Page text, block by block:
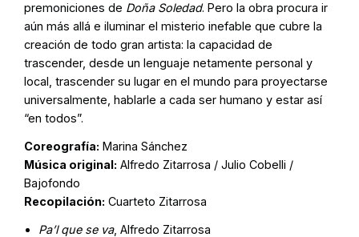
premoniciones de Doña Soledad. Pero la obra procura ir
aún más allá e iluminar el misterio inefable que cubre la
creación de todo gran artista: la capacidad de
trascender, desde un lenguaje netamente personal y
local, trascender su lugar en el mundo para proyectarse
universalmente, hablarle a cada ser humano y estar así
“en todos”.
Coreografía: Marina Sánchez
Música original: Alfredo Zitarrosa / Julio Cobelli /
Bajofondo
Recopilación: Cuarteto Zitarrosa
Pa’l que se va, Alfredo Zitarrosa